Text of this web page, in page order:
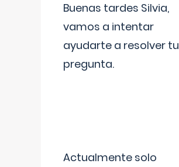
Buenas tardes Silvia,
vamos a intentar
ayudarte a resolver tu
pregunta.
Actualmente solo